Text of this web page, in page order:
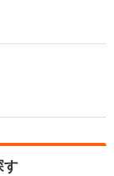
す